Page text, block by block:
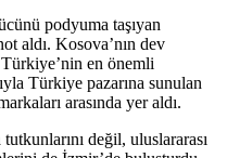
podyuma taşıyan
aldı. Kosova’nın dev
en önemli
Türkiye pazarına sunulan
arasında yer aldı.
değil, uluslararası